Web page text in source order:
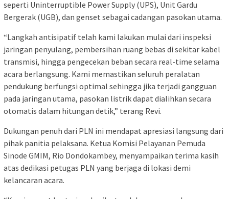
seperti Uninterruptible Power Supply (UPS), Unit Gardu
Bergerak (UGB), dan genset sebagai cadangan pasokan utama.
“Langkah antisipatif telah kami lakukan mulai dari inspeksi
jaringan penyulang, pembersihan ruang bebas di sekitar kabel
transmisi, hingga pengecekan beban secara real-time selama
acara berlangsung. Kami memastikan seluruh peralatan
pendukung berfungsi optimal sehingga jika terjadi gangguan
pada jaringan utama, pasokan listrik dapat dialihkan secara
otomatis dalam hitungan detik,” terang Revi.
Dukungan penuh dari PLN ini mendapat apresiasi langsung dari
pihak panitia pelaksana. Ketua Komisi Pelayanan Pemuda
Sinode GMIM, Rio Dondokambey, menyampaikan terima kasih
atas dedikasi petugas PLN yang berjaga di lokasi demi
kelancaran acara.